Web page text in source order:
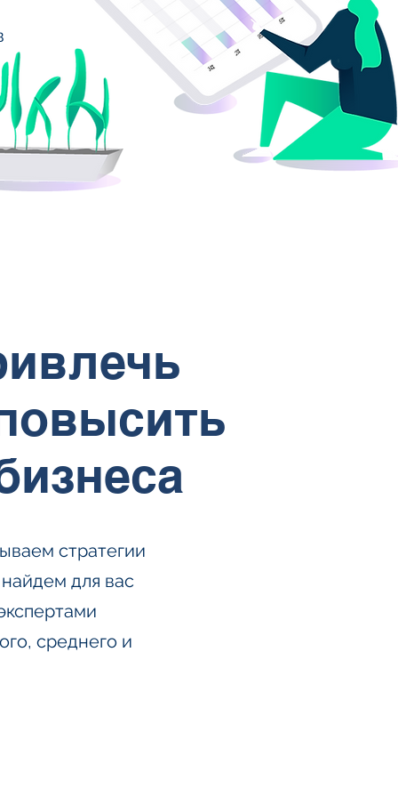
стратегии
для вас
среднего и